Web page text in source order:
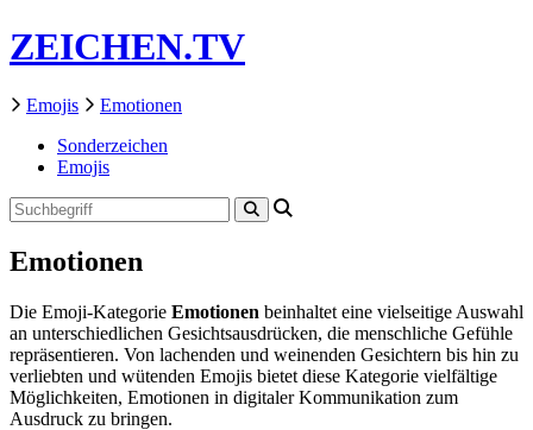
ZEICHEN.TV
Emojis
Emotionen
Sonderzeichen
Emojis
Emotionen
Die Emoji-Kategorie Emotionen beinhaltet eine vielseitige Auswahl
an unterschiedlichen Gesichtsausdrücken, die menschliche Gefühle
repräsentieren. Von lachenden und weinenden Gesichtern bis hin zu
verliebten und wütenden Emojis bietet diese Kategorie vielfältige
Möglichkeiten, Emotionen in digitaler Kommunikation zum
Ausdruck zu bringen.